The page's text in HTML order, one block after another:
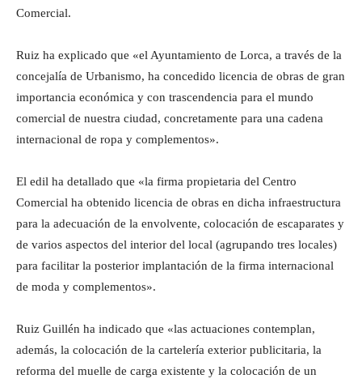
Comercial.
Ruiz ha explicado que «el Ayuntamiento de Lorca, a través de la
concejalía de Urbanismo, ha concedido licencia de obras de gran
importancia económica y con trascendencia para el mundo
comercial de nuestra ciudad, concretamente para una cadena
internacional de ropa y complementos».
El edil ha detallado que «la firma propietaria del Centro
Comercial ha obtenido licencia de obras en dicha infraestructura
para la adecuación de la envolvente, colocación de escaparates y
de varios aspectos del interior del local (agrupando tres locales)
para facilitar la posterior implantación de la firma internacional
de moda y complementos».
Ruiz Guillén ha indicado que «las actuaciones contemplan,
además, la colocación de la cartelería exterior publicitaria, la
reforma del muelle de carga existente y la colocación de un